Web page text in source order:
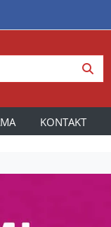
KONTAKT